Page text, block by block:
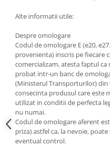
Carlige Polestar
Carlige Renault
Carlige Seat
Carlige Skoda
Carlige SsangYong
Carlige Subaru
Carlige Suzuki
Carlige Tesla
Scut motor Volvo
Scut motor Volvo V90
Scut motor Volvo XC40
Scut motor Vw
Alte informatii utile:
Despre omologare
Codul de omologare E (e20,
provenienta) inscris pe fiecare
comercializam, atesta faptul
probat intr-un banc de
(Ministerul Transporturilor) din
consecinta produsul care este
utilizat in conditii de perfecta
nu numai.
Codul de omologare aferent
priza) astfel ca, la nevoie,
eventual control.